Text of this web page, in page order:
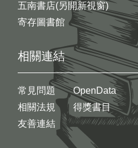
五南書店(另開新視窗)
寄存圖書館
相關連結
常見問題
相關法規
友善連結
OpenData
得獎書目